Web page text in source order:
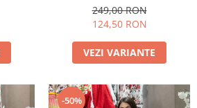
249,00 RON
124,50 RON
VEZI VARIANTE
-50%